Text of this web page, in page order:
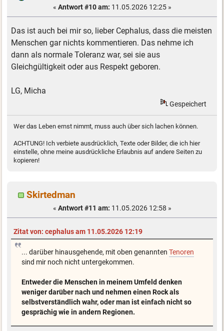
« Antwort #10 am: 11.05.2026 12:25 »
Das ist auch bei mir so, lieber Cephalus, dass die meisten
Menschen gar nichts kommentieren. Das nehme ich
dann als normale Toleranz war, sei sie aus
Gleichgültigkeit oder aus Respekt geboren.
LG, Micha
Gespeichert
Wer das Leben ernst nimmt, muss auch über sich lachen können.
ACHTUNG! Ich verbiete ausdrücklich, Texte oder Bilder, die ich hier
einstelle, ohne meine ausdrückliche Erlaubnis auf andere Seiten zu
kopieren!
Skirtedman
« Antwort #11 am: 11.05.2026 12:58 »
Zitat von: cephalus am 11.05.2026 12:19
... darüber hinausgehende, mit oben genannten Tenoren
sind mir noch nicht untergekommen.
Entweder die Menschen in meinem Umfeld denken
weniger darüber nach und nehmen einen Rock als
selbstverständlich wahr, oder man ist einfach nicht so
gesprächig wie in andern Regionen.